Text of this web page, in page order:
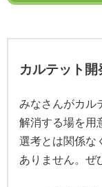
カルテット
みなさんがカル
解消する場を用
選考とは関係な
ありません。ぜ